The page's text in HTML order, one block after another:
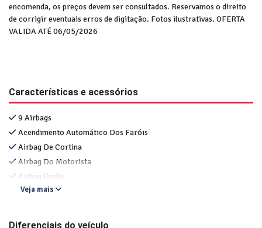
encomenda, os preços devem ser consultados. Reservamos o direito
de corrigir eventuais erros de digitação. Fotos ilustrativas. OFERTA
VALIDA ATÉ 06/05/2026
Características e acessórios
9 Airbags
Acendimento Automático Dos Faróis
Airbag De Cortina
Airbag Do Motorista
Airbag Duplo
Veja mais
Diferenciais do veículo